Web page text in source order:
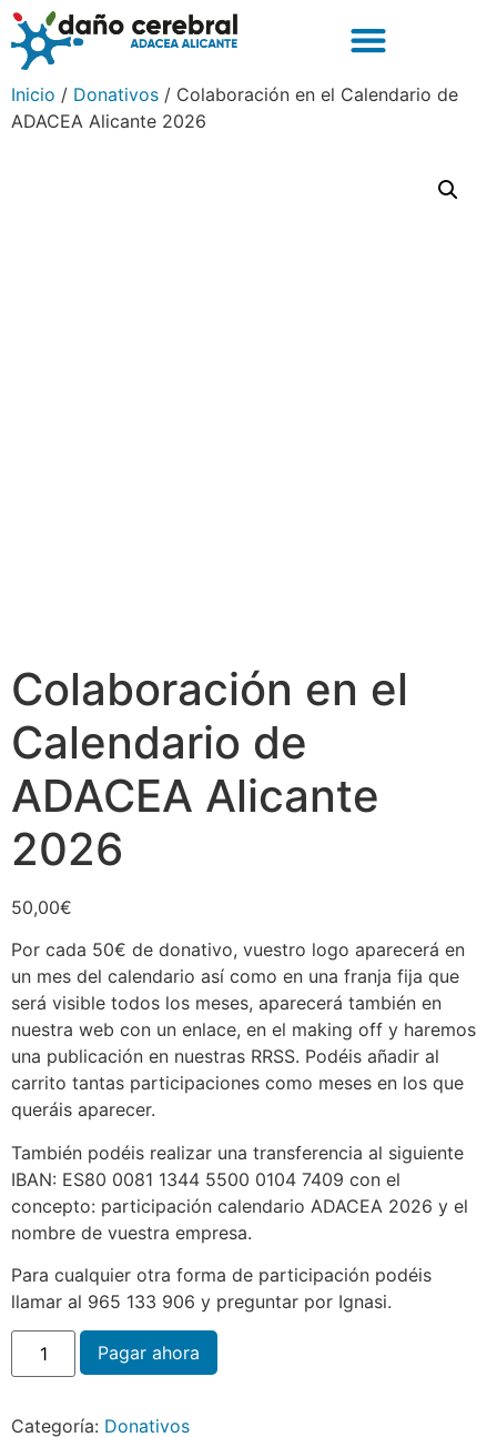
Inicio / Donativos / Colaboración en el Calendario de
ADACEA Alicante 2026
Colaboración en el
Calendario de
ADACEA Alicante
2026
50,00€
Por cada 50€ de donativo, vuestro logo aparecerá en
un mes del calendario así como en una franja fija que
será visible todos los meses, aparecerá también en
nuestra web con un enlace, en el making off y haremos
una publicación en nuestras RRSS. Podéis añadir al
carrito tantas participaciones como meses en los que
queráis aparecer.
También podéis realizar una transferencia al siguiente
IBAN: ES80 0081 1344 5500 0104 7409 con el
concepto: participación calendario ADACEA 2026 y el
nombre de vuestra empresa.
Para cualquier otra forma de participación podéis
llamar al 965 133 906 y preguntar por Ignasi.
Pagar ahora
Categoría: Donativos